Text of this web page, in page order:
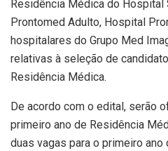
Residência Médica do Hospital
Prontomed Adulto, Hospital
hospitalares do Grupo Med
relativas à seleção de
Residência Médica.
De acordo com o edital, serão
primeiro ano de Residência
duas vagas para o primeiro